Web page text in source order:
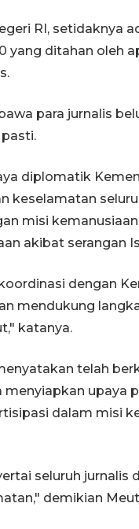
RI, setidaknya
yang ditahan oleh
para jurnalis
diplomatik
keselamatan
misi
akibat serangan
dengan
mendukung
katanya.
telah
menyiapkan upaya
dalam misi
seluruh jurnalis
demikian